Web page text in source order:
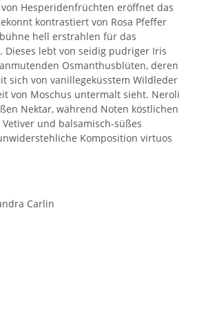
Hesperidenfrüchten eröffnet das
kontrastiert von Rosa Pfeffer
hell erstrahlen für das
Dieses lebt von seidig pudriger Iris
Osmanthusblüten, deren
sich von vanillegeküsstem Wildleder
von Moschus untermalt sieht. Neroli
Nektar, während Noten köstlichen
Vetiver und balsamisch-süßes
Komposition virtuos
Carlin